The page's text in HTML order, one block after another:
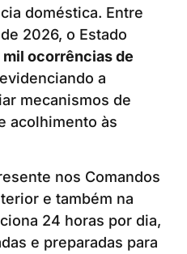
doméstica. Entre
2026, o Estado
mil ocorrências de
a
mecanismos de
acolhimento às
nos Comandos
e também na
24 horas por dia,
e preparadas para